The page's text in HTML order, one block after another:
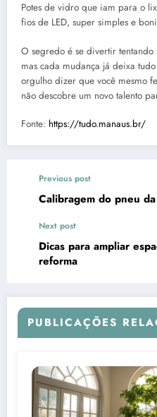
Potes de vidro que iam para o
fios de LED, super simples e
O segredo é se divertir
mas cada mudança já deixa
orgulho dizer que você mesmo
não descobre um novo talento
Fonte: https://tudo.manaus.br/
Previous post
Calibragem do pneu
Next post
Dicas para ampliar
reforma
PUBLICAÇÕES